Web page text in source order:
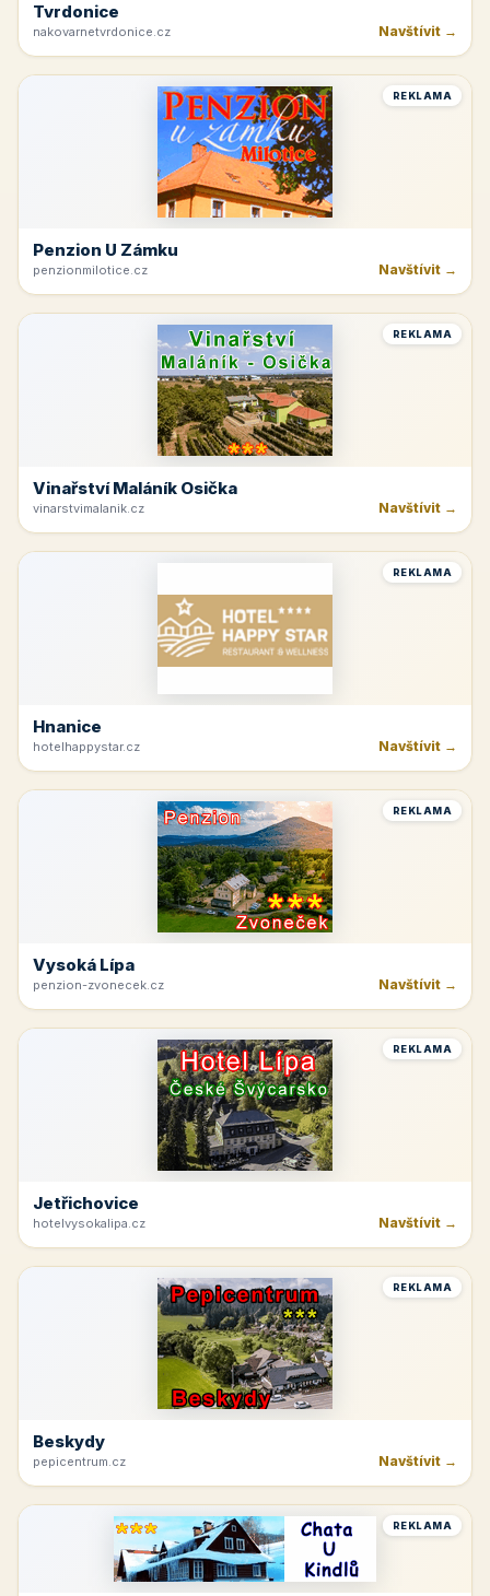
Tvrdonice
nakovarnetvrdonice.cz Navštívit →
REKLAMA
Penzion U Zámku
penzionmilotice.cz Navštívit →
REKLAMA
Vinařství Maláník Osička
vinarstvimalanik.cz Navštívit →
REKLAMA
Hnanice
hotelhappystar.cz Navštívit →
REKLAMA
Vysoká Lípa
penzion-zvonecek.cz Navštívit →
REKLAMA
Jetřichovice
hotelvysokalipa.cz Navštívit →
REKLAMA
Beskydy
pepicentrum.cz Navštívit →
REKLAMA